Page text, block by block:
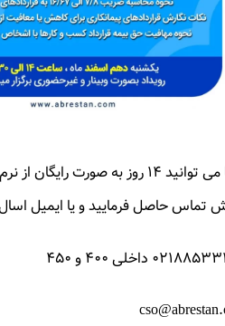
شما می توانید ۱۴ روز به
تماس حاصل فرمایید و یا ایمیل
داخلی ۴۰۰ و ۴۵۰